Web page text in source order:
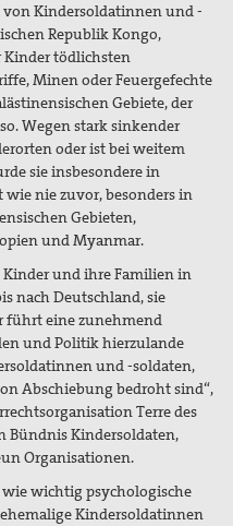
Kindersoldatinnen und -
Republik Kongo,
Kinder tödlichsten
Minen oder Feuergefechte
Gebiete, der
Wegen stark sinkender
oder ist bei weitem
sie insbesondere in
nie zuvor, besonders in
Gebieten,
und Myanmar.
Kinder und ihre Familien in
nach Deutschland, sie
führt eine zunehmend
und Politik hierzulande
und -soldaten,
Abschiebung bedroht sind“,
Terre des
Bündnis Kindersoldaten,
Organisationen.
wichtig psychologische
Kindersoldatinnen